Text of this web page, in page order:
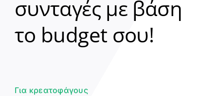
συνταγές με βάση
το budget σου!
Για κρεατοφάγους